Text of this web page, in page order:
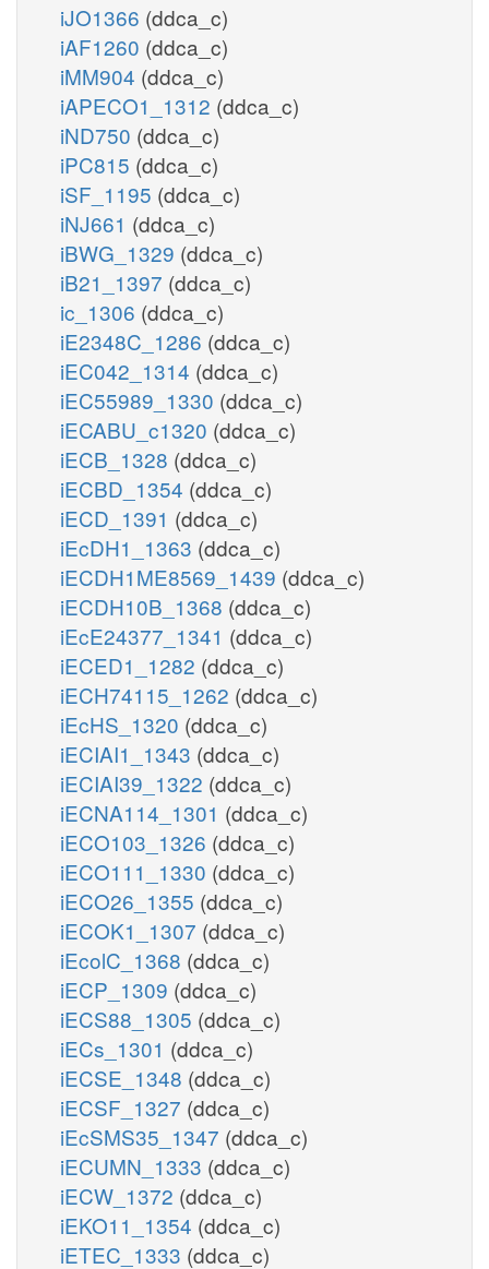
iJO1366 (ddca_c)
iAF1260 (ddca_c)
iMM904 (ddca_c)
iAPECO1_1312 (ddca_c)
iND750 (ddca_c)
iPC815 (ddca_c)
iSF_1195 (ddca_c)
iNJ661 (ddca_c)
iBWG_1329 (ddca_c)
iB21_1397 (ddca_c)
ic_1306 (ddca_c)
iE2348C_1286 (ddca_c)
iEC042_1314 (ddca_c)
iEC55989_1330 (ddca_c)
iECABU_c1320 (ddca_c)
iECB_1328 (ddca_c)
iECBD_1354 (ddca_c)
iECD_1391 (ddca_c)
iEcDH1_1363 (ddca_c)
iECDH1ME8569_1439 (ddca_c)
iECDH10B_1368 (ddca_c)
iEcE24377_1341 (ddca_c)
iECED1_1282 (ddca_c)
iECH74115_1262 (ddca_c)
iEcHS_1320 (ddca_c)
iECIAI1_1343 (ddca_c)
iECIAI39_1322 (ddca_c)
iECNA114_1301 (ddca_c)
iECO103_1326 (ddca_c)
iECO111_1330 (ddca_c)
iECO26_1355 (ddca_c)
iECOK1_1307 (ddca_c)
iEcolC_1368 (ddca_c)
iECP_1309 (ddca_c)
iECS88_1305 (ddca_c)
iECs_1301 (ddca_c)
iECSE_1348 (ddca_c)
iECSF_1327 (ddca_c)
iEcSMS35_1347 (ddca_c)
iECUMN_1333 (ddca_c)
iECW_1372 (ddca_c)
iEKO11_1354 (ddca_c)
iETEC_1333 (ddca_c)